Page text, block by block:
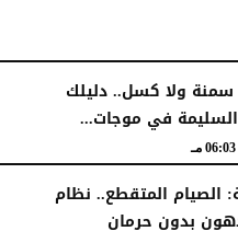
سمنة ولا كسل.. دليلك
السليمة في موجات...
06:03 مـ
الصيام المتقطع.. نظام
بدون حرمان